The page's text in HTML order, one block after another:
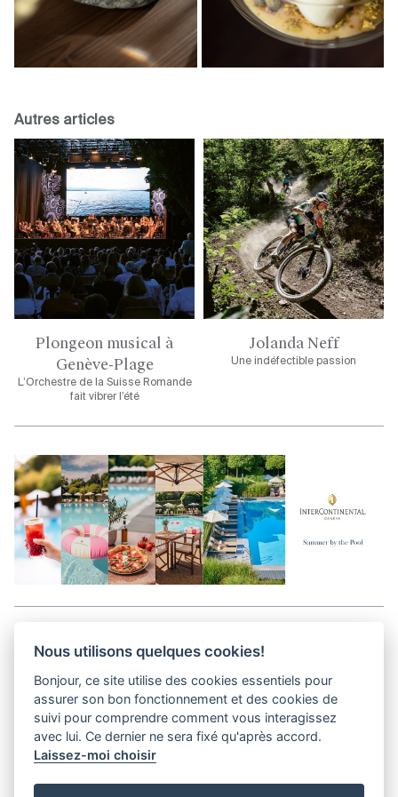
Autres articles
Plongeon musical à
Genève-Plage
L’Orchestre de la Suisse Romande
fait vibrer l’été
Jolanda Neff
Une indéfectible passion
Kits médias
Confidentialité
Nous utilisons quelques cookies!
Bonjour, ce site utilise des cookies essentiels pour
assurer son bon fonctionnement et des cookies de
suivi pour comprendre comment vous interagissez
avec lui. Ce dernier ne sera fixé qu'après accord.
Laissez-moi choisir